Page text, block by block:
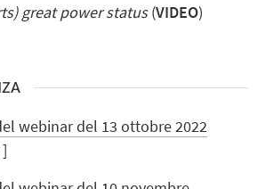
great power status(VIDEO)
webinar del 13 ottobre 2022